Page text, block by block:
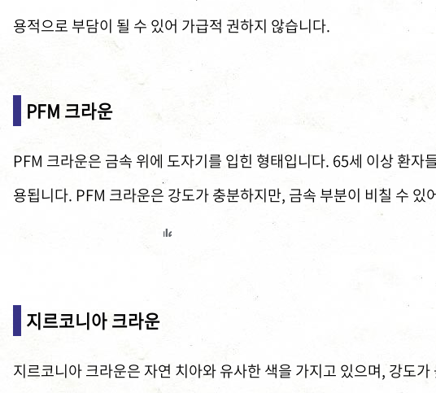
용적으로 부담이 될 수 있어 가급적 권하지 않습니다.
PFM 크라운
PFM 크라운은 금속 위에 도자기를 입힌 형태입니다. 65세 이상 환자
용됩니다. PFM 크라운은 강도가 충분하지만, 금속 부분이 비칠 수 있
지르코니아 크라운
지르코니아 크라운은 자연 치아와 유사한 색을 가지고 있으며, 강도